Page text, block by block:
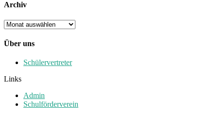
Archiv
Archiv
Über uns
Schülervertreter
Links
Admin
Schulförderverein